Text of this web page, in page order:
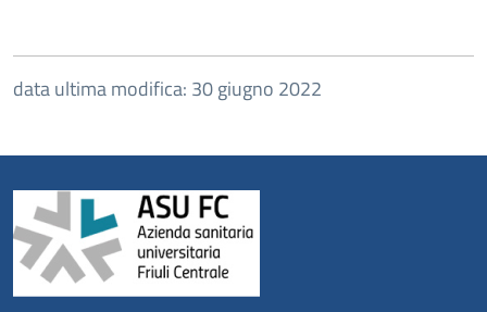
data ultima modifica: 30 giugno 2022